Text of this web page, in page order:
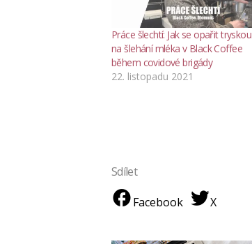
Práce šlechtí: Jak se opařit tryskou
na šlehání mléka v Black Coffee
během covidové brigády
22. listopadu 2021
Sdílet
Facebook
X